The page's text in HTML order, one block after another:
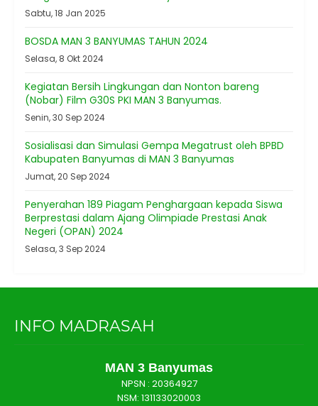
Sabtu, 18 Jan 2025
BOSDA MAN 3 BANYUMAS TAHUN 2024
Selasa, 8 Okt 2024
Kegiatan Bersih Lingkungan dan Nonton bareng
(Nobar) Film G30S PKI MAN 3 Banyumas.
Senin, 30 Sep 2024
Sosialisasi dan Simulasi Gempa Megatrust oleh BPBD
Kabupaten Banyumas di MAN 3 Banyumas
Jumat, 20 Sep 2024
Penyerahan 189 Piagam Penghargaan kepada Siswa
Berprestasi dalam Ajang Olimpiade Prestasi Anak
Negeri (OPAN) 2024
Selasa, 3 Sep 2024
INFO MADRASAH
MAN 3 Banyumas
NPSN : 20364927
NSM: 131133020003